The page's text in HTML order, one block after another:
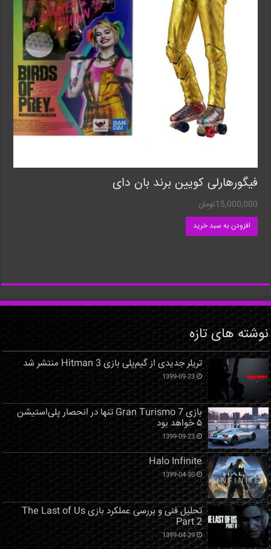
فیگورهارلی کویین برند بان دای
15,000,000تومان
افزودن به سبد خرید
نوشته های تازه
تریلر جدیدی از گیم‌پلی بازی Hitman 3 منتشر شد
1399-09-23
بازی Gran Turismo 7 تنها در انحصار پلی‌استیشن
۵ خواهد بود
1399-09-23
Halo Infinite
1399-04-30
تحلیل فنی و بررسی عملکرد بازی The Last of Us
Part 2
1399-04-29